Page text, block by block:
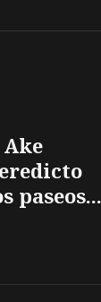
paseos...